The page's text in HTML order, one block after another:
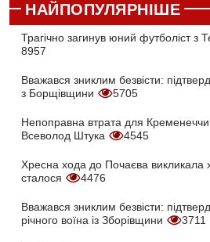
НАЙПОПУЛЯРНІШЕ
Трагічно загинув юний футболіст з
8957
Вважався зниклим безвісти:
з Борщівщини
5705
Непоправна втрата для
Всеволод Штука
4545
Хресна хода до Почаєва
сталося
4476
Вважався зниклим безвісти:
річного воїна із Зборівщини
3711